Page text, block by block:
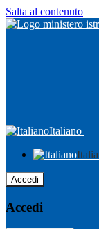
Salta al contenuto
Italiano
Accedi
Accedi